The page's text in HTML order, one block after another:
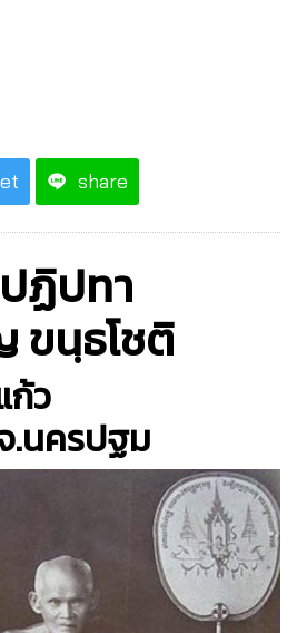
share
ฏิปทา
ขนฺธโชติ
ก้ว
.นครปฐม